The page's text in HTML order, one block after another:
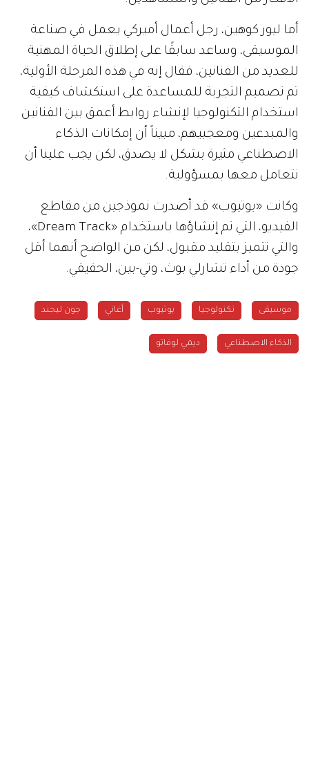
أما ليور كوهين، رجل أعمال أميركي يعمل في صناعة
الموسيقى، وساعد سابقًا على إطلاق الحياة المهنية
للعديد من الفنانين، فقال إنه في هذه المرحلة الأولية،
تم تصميم التجربة للمساعدة على استكشاف كيفية
استخدام التكنولوجيا لإنشاء روابط أعمق بين الفنانين
والمبدعين ومعجبيهم، مبيناً أن إمكانات الذكاء
الاصطناعي مثيرة بشكل لا يصدق، لكن يجب علينا أن
نتعامل معها بمسؤولية.
وكانت «يوتيوب» قد أصدرت نموذجين من مقاطع
الفيديو، التي تم إنشاؤها باستخدام «Dream Track»،
والتي تتميز بتقليد مقبول، لكن من الواضح أنهما أقل
جودة من أداء تشارلي بوث، وتي-بين، الحقيقي.
موسيقى تكنولوجيا يوتيوب أغاني جون ليجند
الذكاء الاصطناعي ديمي لوفاتو